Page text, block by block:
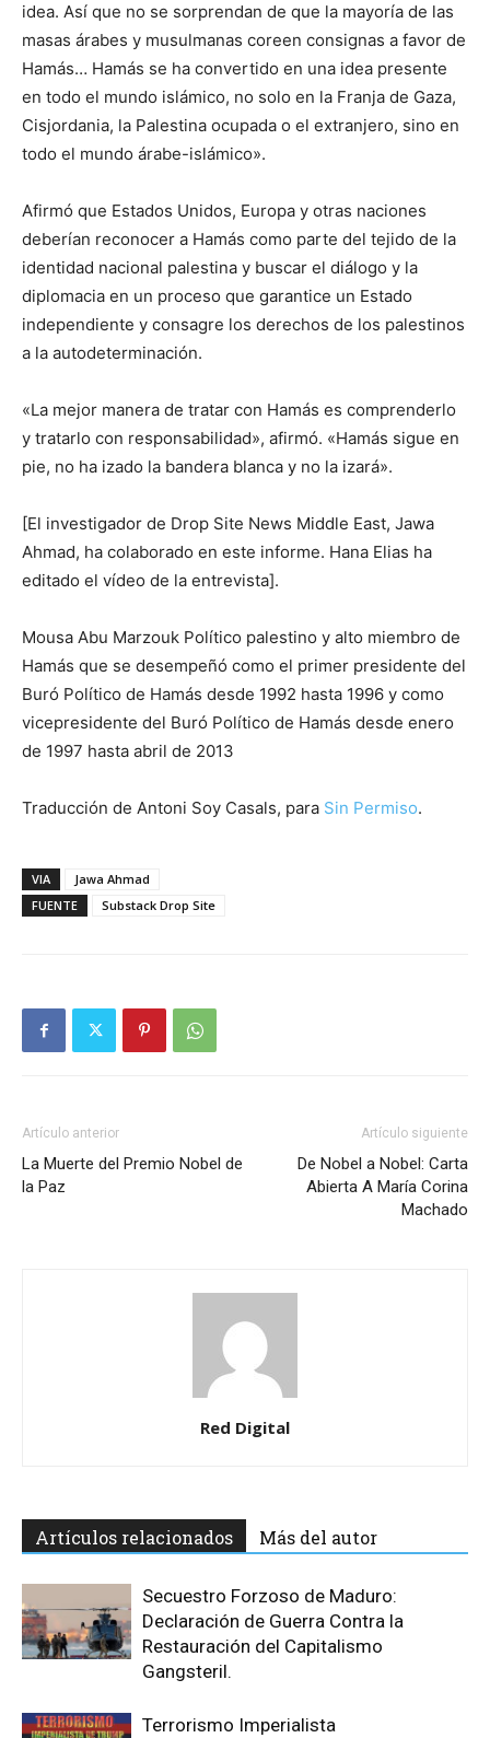
idea. Así que no se sorprendan de que la mayoría de las
masas árabes y musulmanas coreen consignas a favor de
Hamás… Hamás se ha convertido en una idea presente
en todo el mundo islámico, no solo en la Franja de Gaza,
Cisjordania, la Palestina ocupada o el extranjero, sino en
todo el mundo árabe-islámico».
Afirmó que Estados Unidos, Europa y otras naciones
deberían reconocer a Hamás como parte del tejido de la
identidad nacional palestina y buscar el diálogo y la
diplomacia en un proceso que garantice un Estado
independiente y consagre los derechos de los palestinos
a la autodeterminación.
«La mejor manera de tratar con Hamás es comprenderlo
y tratarlo con responsabilidad», afirmó. «Hamás sigue en
pie, no ha izado la bandera blanca y no la izará».
[El investigador de Drop Site News Middle East, Jawa
Ahmad, ha colaborado en este informe. Hana Elias ha
editado el vídeo de la entrevista].
Mousa Abu Marzouk Político palestino y alto miembro de
Hamás que se desempeñó como el primer presidente del
Buró Político de Hamás desde 1992 hasta 1996 y como
vicepresidente del Buró Político de Hamás desde enero
de 1997 hasta abril de 2013
Traducción de Antoni Soy Casals, para Sin Permiso.
VIA
Jawa Ahmad
FUENTE
Substack Drop Site
Artículo anterior
La Muerte del Premio Nobel de
la Paz
Artículo siguiente
De Nobel a Nobel: Carta
Abierta A María Corina
Machado
Red Digital
Artículos relacionados Más del autor
Secuestro Forzoso de Maduro:
Declaración de Guerra Contra la
Restauración del Capitalismo
Gangsteril.
Terrorismo Imperialista